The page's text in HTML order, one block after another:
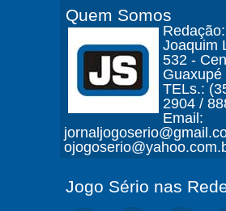
Quem Somos
Joaquim
532 -
Guaxupé
TELs.:
2904 /
Email:
Jogo Sério nas